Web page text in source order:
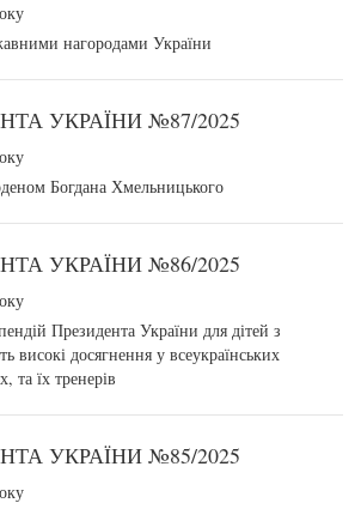
нагородами України
УКРАЇНИ №87/2025
Богдана Хмельницького
УКРАЇНИ №86/2025
Президента України для дітей з
високі досягнення у всеукраїнських
та їх тренерів
УКРАЇНИ №85/2025